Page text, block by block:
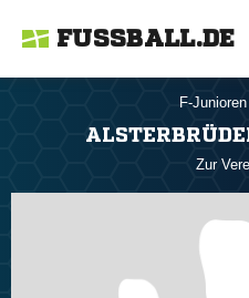
FUSSBALL.DE
F-Junioren
Zur